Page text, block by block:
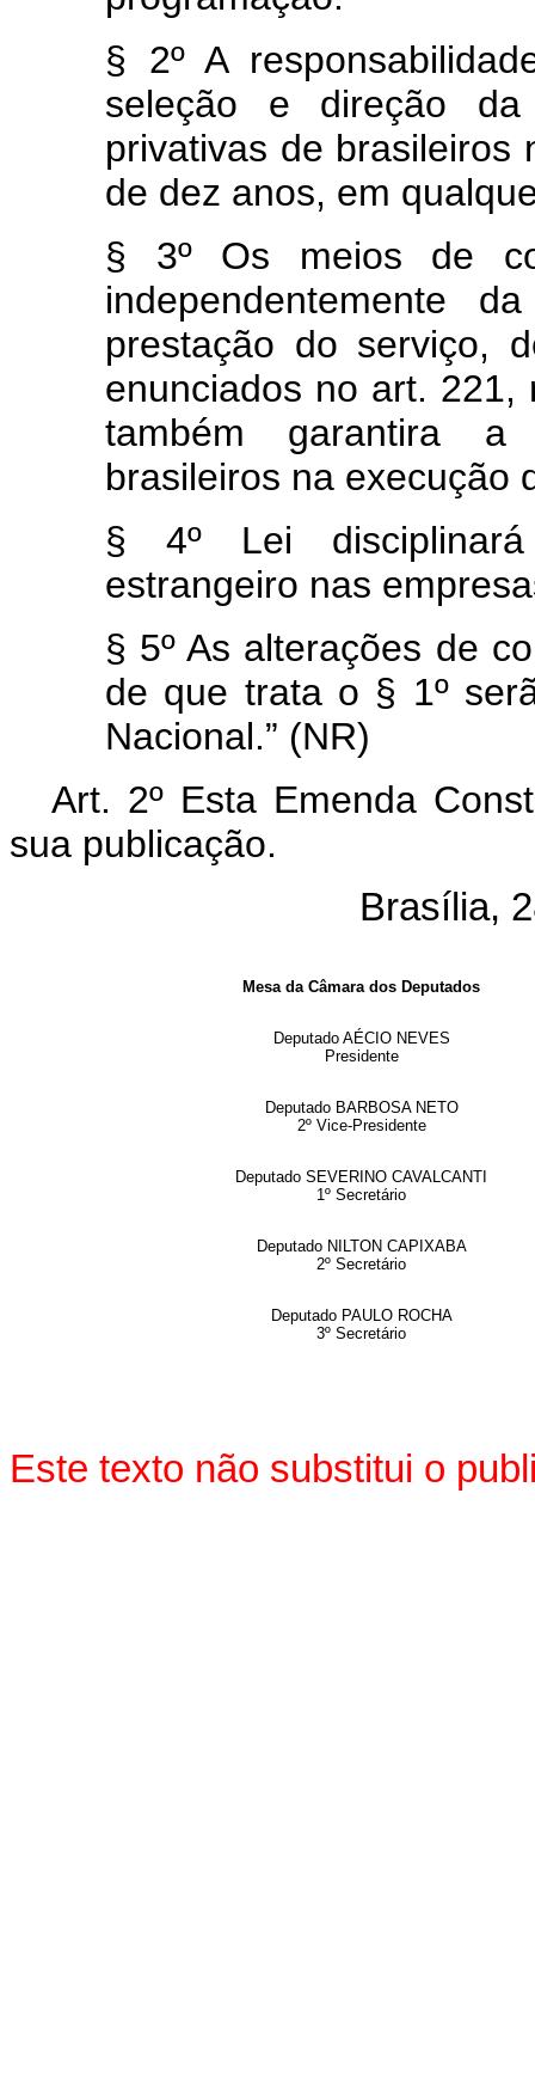
§ 2º A
seleção e direção da
privativas de brasileiros
de dez anos, em
§ 3º Os meios de
independentemente
prestação do serviço,
enunciados no art.
também garantira a
brasileiros na execução
§ 4º Lei
estrangeiro nas
§ 5º As alterações de
de que trata o § 1º
Nacional.” (NR)
Art. 2º Esta Emenda
sua publicação.
Brasília,
Mesa da Câmara dos Deputados
Deputado AÉCIO NEVES
Presidente
Deputado BARBOSA NETO
2º Vice-Presidente
Deputado SEVERINO CAVALCANTI
1º Secretário
Deputado NILTON CAPIXABA
2º Secretário
Deputado PAULO ROCHA
3º Secretário
Este texto não substitui o